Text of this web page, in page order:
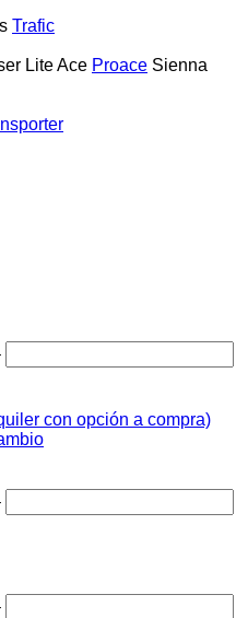
Trafic
Lite Ace Proace Sienna
con opción a compra)